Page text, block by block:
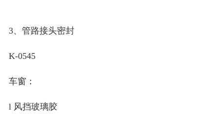
3、管路接头密封
K-0545
车窗：
l 风挡玻璃胶